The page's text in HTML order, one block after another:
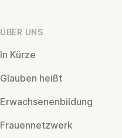
ÜBER UNS
In Kürze
Glauben heißt
Er­wach­se­nen­bil­dung
Frau­en­netz­werk